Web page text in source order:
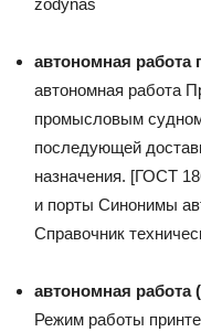
žodynas
автономная
автономная работа
промысловым
последующей
назначения. [ГОСТ
и порты Синонимы
Справочник
автономная работа
Режим работы